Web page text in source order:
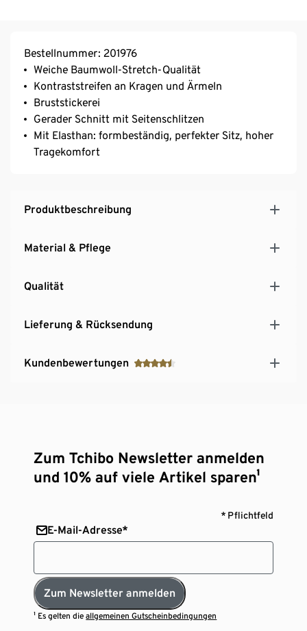
Bestellnummer: 201976
Weiche Baumwoll-Stretch-Qualität
Kontraststreifen an Kragen und Ärmeln
Bruststickerei
Gerader Schnitt mit Seitenschlitzen
Mit Elasthan: formbeständig, perfekter Sitz, hoher
Tragekomfort
Produktbeschreibung
Material & Pflege
Qualität
Lieferung & Rücksendung
Kundenbewertungen
Zum Tchibo Newsletter anmelden
und 10% auf viele Artikel sparen¹
* Pflichtfeld
E-Mail-Adresse*
Zum Newsletter anmelden
¹ Es gelten dieallgemeinen Gutscheinbedingungen